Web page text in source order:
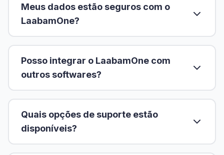
Meus dados estão seguros com o
LaabamOne?
Posso integrar o LaabamOne com
outros softwares?
Quais opções de suporte estão
disponíveis?